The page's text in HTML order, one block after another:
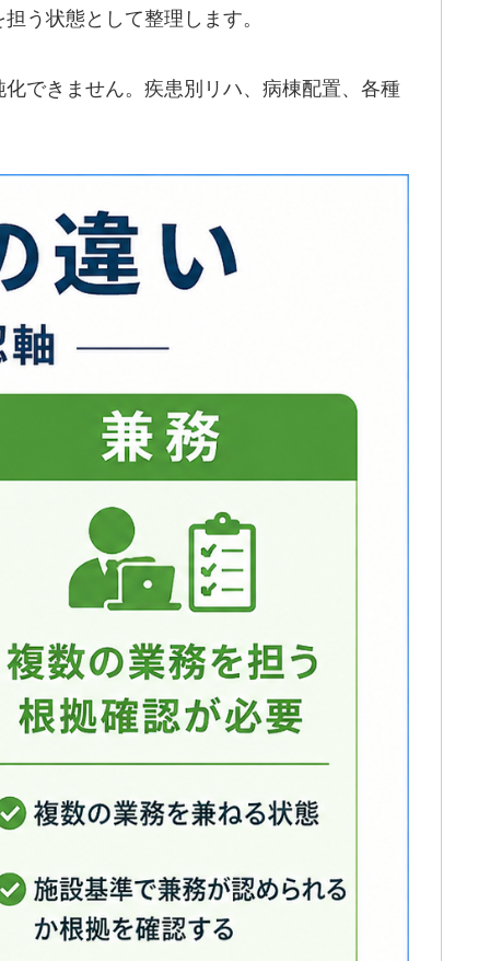
う状態として整理します。
できません。疾患別リハ、病棟配置、各種